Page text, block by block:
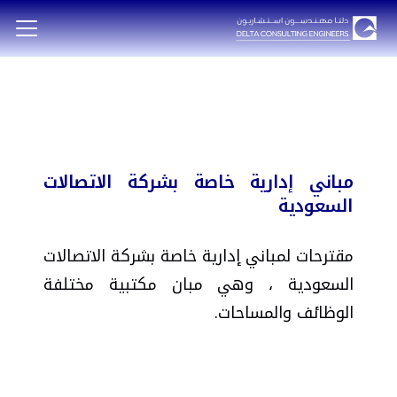
مباني إدارية خاصة بشركة الاتصالات
السعودية
مقترحات لمباني إدارية خاصة بشركة الاتصالات
السعودية ، وهي مبان مكتبية مختلفة
الوظائف والمساحات.